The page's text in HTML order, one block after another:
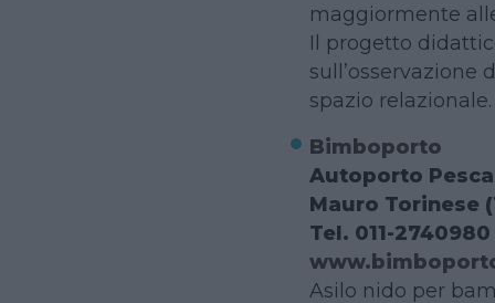
maggiormente
Il progetto
sull’osservazione
spazio relazionale.
Bimboporto
Autoporto
Mauro Torinese
Tel. 011-2740980
Asilo nido per